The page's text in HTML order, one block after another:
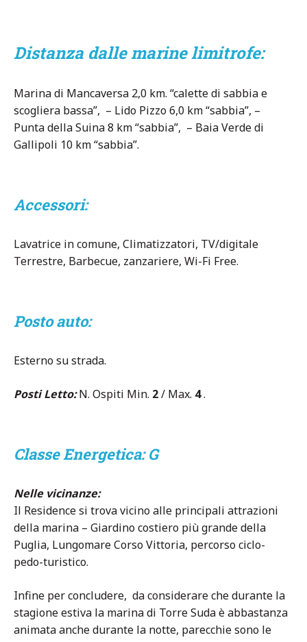
Distanza dalle marine limitrofe:
Marina di Mancaversa 2,0 km. “calette di sabbia e
scogliera bassa”, – Lido Pizzo 6,0 km “sabbia”, –
Punta della Suina 8 km “sabbia”, – Baia Verde di
Gallipoli 10 km “sabbia”.
Accessori:
Lavatrice in comune, Climatizzatori, TV/digitale
Terrestre, Barbecue, zanzariere, Wi-Fi Free.
Posto auto:
Esterno su strada.
Posti Letto: N. Ospiti Min. 2/ Max. 4.
Classe Energetica: G
Nelle vicinanze:
Il Residence si trova vicino alle principali attrazioni
della marina – Giardino costiero più grande della
Puglia, Lungomare Corso Vittoria, percorso ciclo-
pedo-turistico.
Infine per concludere, da considerare che durante la
stagione estiva la marina di Torre Suda è abbastanza
animata anche durante la notte, parecchie sono le